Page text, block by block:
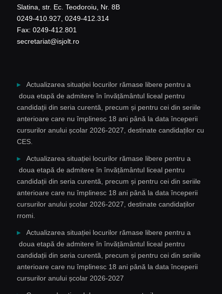
Slatina, str. Ec. Teodoroiu, Nr. 8B
0249-410.927, 0249-412.314
Fax: 0249-412.801
secretariat@isjolt.ro
Actualizarea situației locurilor rămase libere pentru a
doua etapă de admitere în învățământul liceal pentru
candidații din seria curentă, precum și pentru cei din seriile
anterioare care nu împlinesc 18 ani până la data începerii
cursurilor anului școlar 2026-2027, destinate candidaților cu
CES.
Actualizarea situației locurilor rămase libere pentru a
doua etapă de admitere în învățământul liceal pentru
candidații din seria curentă, precum și pentru cei din seriile
anterioare care nu împlinesc 18 ani până la data începerii
cursurilor anului școlar 2026-2027, destinate candidaților
rromi.
Actualizarea situației locurilor rămase libere pentru a
doua etapă de admitere în învățământul liceal pentru
candidații din seria curentă, precum și pentru cei din seriile
anterioare care nu împlinesc 18 ani până la data începerii
cursurilor anului școlar 2026-2027